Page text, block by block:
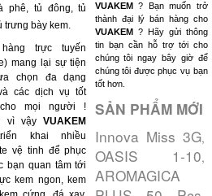
phê, tủ đông, tủ
trưng bày kem.
trực tuyến
mang lại sự tiện
chọn đa dạng
các dịch vụ tốt
mọi người !
vì vậyVUAKEM
khai nhiều
vệ tinh để phục
bạn quan tâm tới
kem ngon, kem
VUAKEM
? Bạn muốn trở
thành đại lý bán hàng cho
VUAKEM
? Hãy gửi thông
tin bạn cần hỗ trợ tới cho
chúng tôi ngay bây giờ để
chúng tôi được phục vụ bạn
tốt hơn.
SẢN PHẨM MỚI
Innova Miss 3G,
OASIS 1-10,
AROMAGICA